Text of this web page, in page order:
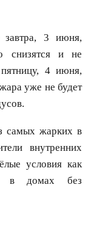
завтра, 3 июня,
снизятся и не
4 июня,
уже не будет
самых жарких в
внутренних
условия как
в домах без